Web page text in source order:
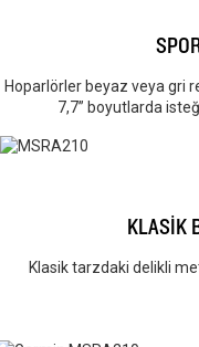
Hoparlörler beyaz veya gri
7,7” boyutlarda
KLASİK
Klasik tarzdaki delikli